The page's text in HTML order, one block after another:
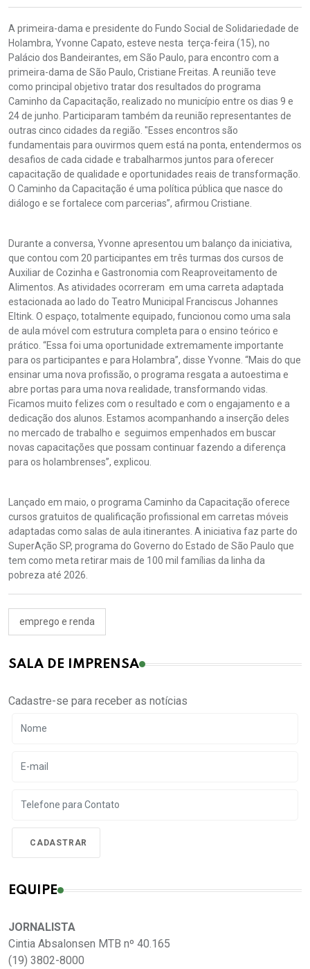
A primeira-dama e presidente do Fundo Social de Solidariedade de
Holambra, Yvonne Capato, esteve nesta terça-feira (15), no
Palácio dos Bandeirantes, em São Paulo, para encontro com a
primeira-dama de São Paulo, Cristiane Freitas. A reunião teve
como principal objetivo tratar dos resultados do programa
Caminho da Capacitação, realizado no município entre os dias 9 e
24 de junho. Participaram também da reunião representantes de
outras cinco cidades da região. "Esses encontros são
fundamentais para ouvirmos quem está na ponta, entendermos os
desafios de cada cidade e trabalharmos juntos para oferecer
capacitação de qualidade e oportunidades reais de transformação.
O Caminho da Capacitação é uma política pública que nasce do
diálogo e se fortalece com parcerias”, afirmou Cristiane.
Durante a conversa, Yvonne apresentou um balanço da iniciativa,
que contou com 20 participantes em três turmas dos cursos de
Auxiliar de Cozinha e Gastronomia com Reaproveitamento de
Alimentos. As atividades ocorreram em uma carreta adaptada
estacionada ao lado do Teatro Municipal Franciscus Johannes
Eltink. O espaço, totalmente equipado, funcionou como uma sala
de aula móvel com estrutura completa para o ensino teórico e
prático. “Essa foi uma oportunidade extremamente importante
para os participantes e para Holambra”, disse Yvonne. “Mais do que
ensinar uma nova profissão, o programa resgata a autoestima e
abre portas para uma nova realidade, transformando vidas.
Ficamos muito felizes com o resultado e com o engajamento e a
dedicação dos alunos. Estamos acompanhando a inserção deles
no mercado de trabalho e seguimos empenhados em buscar
novas capacitações que possam continuar fazendo a diferença
para os holambrenses”, explicou.
Lançado em maio, o programa Caminho da Capacitação oferece
cursos gratuitos de qualificação profissional em carretas móveis
adaptadas como salas de aula itinerantes. A iniciativa faz parte do
SuperAção SP, programa do Governo do Estado de São Paulo que
tem como meta retirar mais de 100 mil famílias da linha da
pobreza até 2026.
emprego e renda
SALA DE IMPRENSA
Cadastre-se para receber as notícias
EQUIPE
JORNALISTA
Cintia Absalonsen MTB nº 40.165
(19) 3802-8000